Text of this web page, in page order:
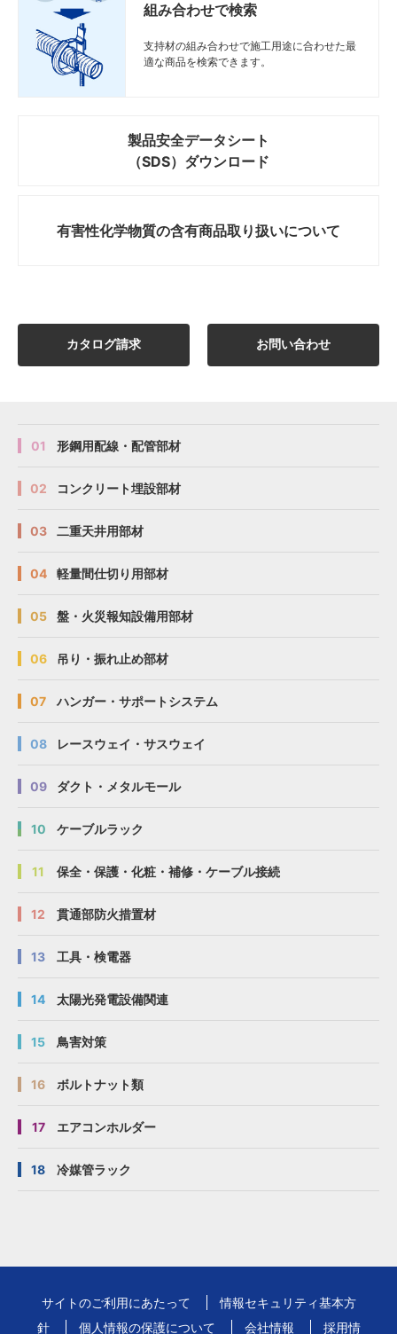
組み合わせで検索
支持材の組み合わせで施工用途に合わせた最
適な商品を検索できます。
製品安全データシート
（SDS）ダウンロード
有害性化学物質の含有商品取り扱いについて
カタログ請求 お問い合わせ
01 形鋼用配線・配管部材
02 コンクリート埋設部材
03 二重天井用部材
04 軽量間仕切り用部材
05 盤・火災報知設備用部材
06 吊り・振れ止め部材
07 ハンガー・サポートシステム
08 レースウェイ・サスウェイ
09 ダクト・メタルモール
10 ケーブルラック
11 保全・保護・化粧・補修・ケーブル接続
12 貫通部防火措置材
13 工具・検電器
14 太陽光発電設備関連
15 鳥害対策
16 ボルトナット類
17 エアコンホルダー
18 冷媒管ラック
サイトのご利用にあたって
情報セキュリティ基本方
針
個人情報の保護について 会社情報 採用情